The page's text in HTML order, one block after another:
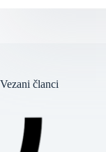
Vezani članci